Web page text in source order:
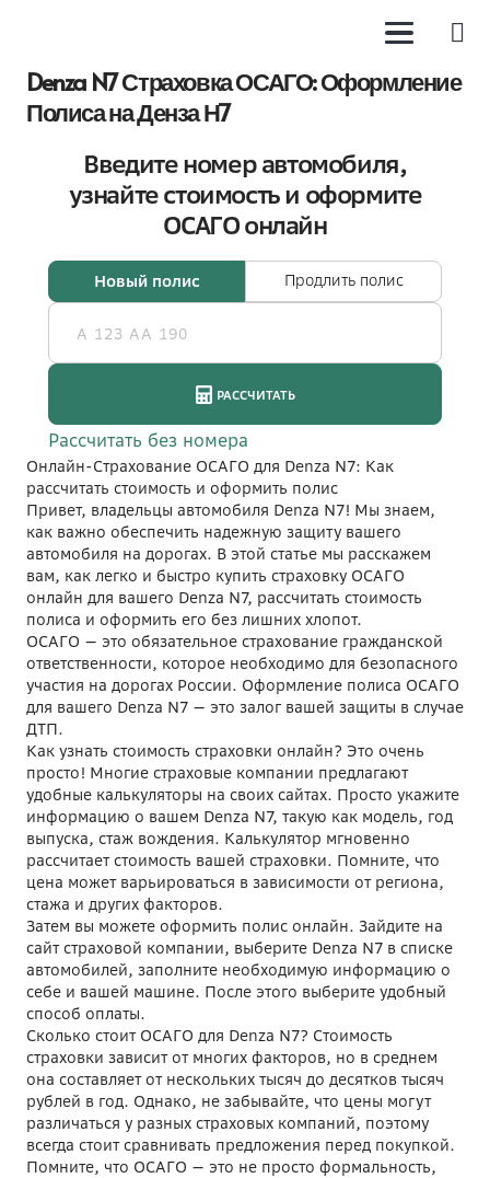
Denza N7 Страховка ОСАГО: Оформление
Полиса на Денза Н7
Онлайн-Страхование ОСАГО для Denza N7: Как
рассчитать стоимость и оформить полис
Привет, владельцы автомобиля Denza N7! Мы знаем,
как важно обеспечить надежную защиту вашего
автомобиля на дорогах. В этой статье мы расскажем
вам, как легко и быстро купить страховку ОСАГО
онлайн для вашего Denza N7, рассчитать стоимость
полиса и оформить его без лишних хлопот.
ОСАГО — это обязательное страхование гражданской
ответственности, которое необходимо для безопасного
участия на дорогах России. Оформление полиса ОСАГО
для вашего Denza N7 — это залог вашей защиты в случае
ДТП.
Как узнать стоимость страховки онлайн? Это очень
просто! Многие страховые компании предлагают
удобные калькуляторы на своих сайтах. Просто укажите
информацию о вашем Denza N7, такую как модель, год
выпуска, стаж вождения. Калькулятор мгновенно
рассчитает стоимость вашей страховки. Помните, что
цена может варьироваться в зависимости от региона,
стажа и других факторов.
Затем вы можете оформить полис онлайн. Зайдите на
сайт страховой компании, выберите Denza N7 в списке
автомобилей, заполните необходимую информацию о
себе и вашей машине. После этого выберите удобный
способ оплаты.
Сколько стоит ОСАГО для Denza N7? Стоимость
страховки зависит от многих факторов, но в среднем
она составляет от нескольких тысяч до десятков тысяч
рублей в год. Однако, не забывайте, что цены могут
различаться у разных страховых компаний, поэтому
всегда стоит сравнивать предложения перед покупкой.
Помните, что ОСАГО — это не просто формальность,